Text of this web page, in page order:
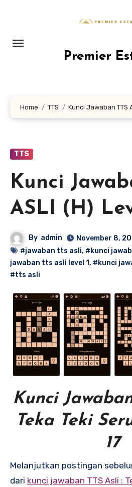
Premier
Home TTS Kunci Jawaban TTS
TTS
Kunci
ASLI (H)
By admin
November 8,
#jawaban tts asli, #kunci
jawaban tts asli level 1, #kunci
#tts asli
Kunci
Teka Teki
17
Melanjutkan postingan sebelumnya, inilah lanjutan
dari kunci jawaban TTS Asli :